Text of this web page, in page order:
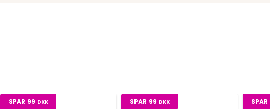
SPAR 99 DKK SPAR 99 DKK SPAR